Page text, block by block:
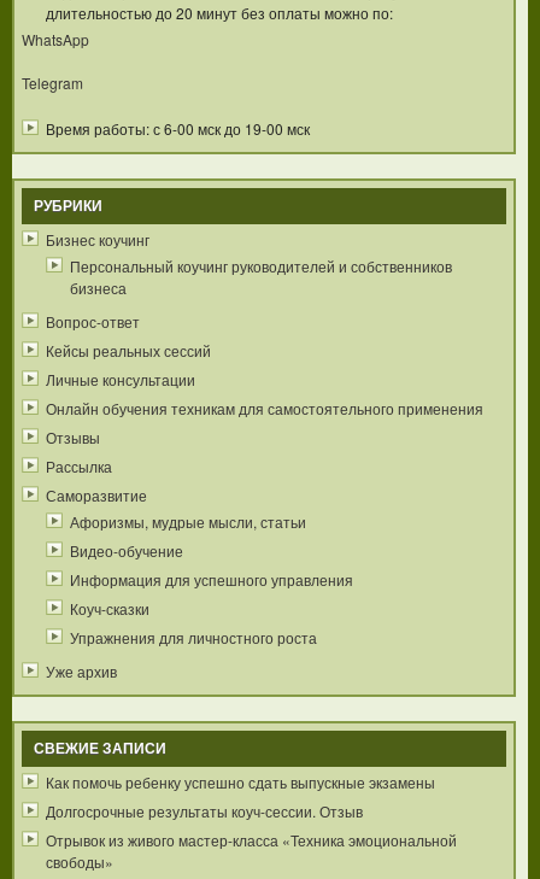
длительностью до 20 минут без оплаты можно по:
WhatsApp
Telegram
Время работы: с 6-00 мск до 19-00 мск
РУБРИКИ
Бизнес коучинг
Персональный коучинг руководителей и собственников
бизнеса
Вопрос-ответ
Кейсы реальных сессий
Личные консультации
Онлайн обучения техникам для самостоятельного применения
Отзывы
Рассылка
Саморазвитие
Афоризмы, мудрые мысли, статьи
Видео-обучение
Информация для успешного управления
Коуч-сказки
Упражнения для личностного роста
Уже архив
СВЕЖИЕ ЗАПИСИ
Как помочь ребенку успешно сдать выпускные экзамены
Долгосрочные результаты коуч-сессии. Отзыв
Отрывок из живого мастер-класса «Техника эмоциональной
свободы»